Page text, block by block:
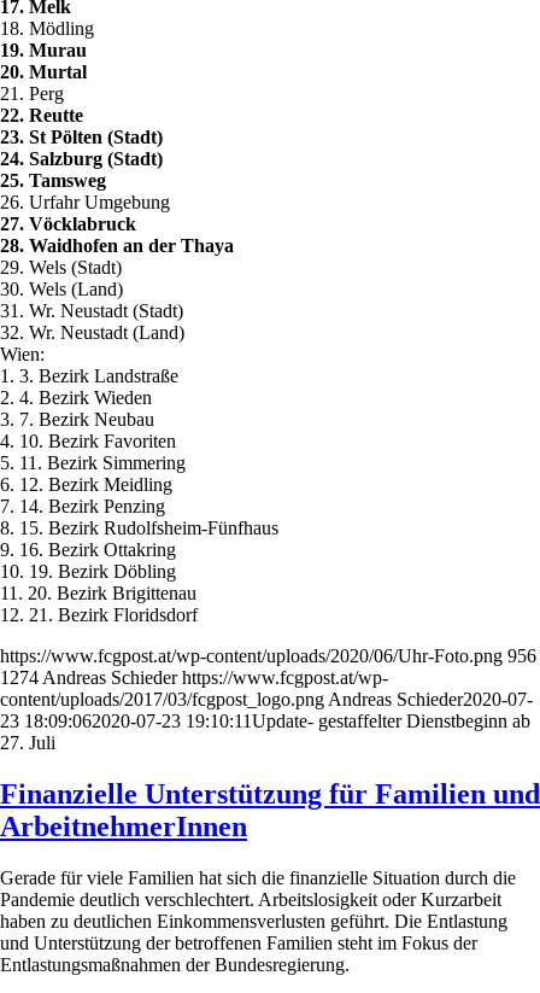
17. Melk
18. Mödling
19. Murau
20. Murtal
21. Perg
22. Reutte
23. St Pölten (Stadt)
24. Salzburg (Stadt)
25. Tamsweg
26. Urfahr Umgebung
27. Vöcklabruck
28. Waidhofen an der Thaya
29. Wels (Stadt)
30. Wels (Land)
31. Wr. Neustadt (Stadt)
32. Wr. Neustadt (Land)
Wien:
1. 3. Bezirk Landstraße
2. 4. Bezirk Wieden
3. 7. Bezirk Neubau
4. 10. Bezirk Favoriten
5. 11. Bezirk Simmering
6. 12. Bezirk Meidling
7. 14. Bezirk Penzing
8. 15. Bezirk Rudolfsheim-Fünfhaus
9. 16. Bezirk Ottakring
10. 19. Bezirk Döbling
11. 20. Bezirk Brigittenau
12. 21. Bezirk Floridsdorf
https://www.fcgpost.at/wp-content/uploads/2020/06/Uhr-Foto.png 956
1274 Andreas Schieder https://www.fcgpost.at/wp-
content/uploads/2017/03/fcgpost_logo.png Andreas Schieder2020-07-
23 18:09:062020-07-23 19:10:11Update- gestaffelter Dienstbeginn ab
27. Juli
Finanzielle Unterstützung für Familien und
ArbeitnehmerInnen
Gerade für viele Familien hat sich die finanzielle Situation durch die
Pandemie deutlich verschlechtert. Arbeitslosigkeit oder Kurzarbeit
haben zu deutlichen Einkommensverlusten geführt. Die Entlastung
und Unterstützung der betroffenen Familien steht im Fokus der
Entlastungsmaßnahmen der Bundesregierung.